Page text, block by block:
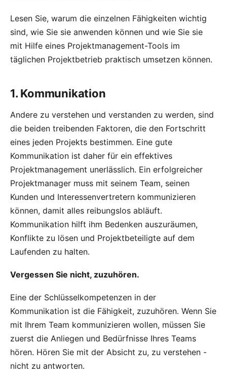
Lesen Sie, warum die einzelnen Fähigkeiten wichtig
sind, wie Sie sie anwenden können und wie Sie sie
mit Hilfe eines Projektmanagement-Tools im
täglichen Projektbetrieb praktisch umsetzen können.
1. Kommunikation
Andere zu verstehen und verstanden zu werden, sind
die beiden treibenden Faktoren, die den Fortschritt
eines jeden Projekts bestimmen. Eine gute
Kommunikation ist daher für ein effektives
Projektmanagement unerlässlich. Ein erfolgreicher
Projektmanager muss mit seinem Team, seinen
Kunden und Interessenvertretern kommunizieren
können, damit alles reibungslos abläuft.
Kommunikation hilft ihm Bedenken auszuräumen,
Konflikte zu lösen und Projektbeteiligte auf dem
Laufenden zu halten.
Vergessen Sie nicht, zuzuhören.
Eine der Schlüsselkompetenzen in der
Kommunikation ist die Fähigkeit, zuzuhören. Wenn Sie
mit Ihrem Team kommunizieren wollen, müssen Sie
zuerst die Anliegen und Bedürfnisse Ihres Teams
hören. Hören Sie mit der Absicht zu, zu verstehen -
nicht zu antworten.